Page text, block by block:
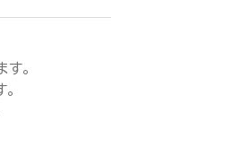
。